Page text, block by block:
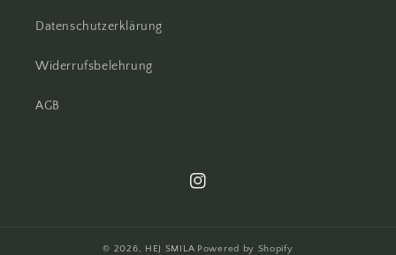
Datenschutzerklärung
Widerrufsbelehrung
AGB
Instagram
© 2026, HEJ SMILA Powered by Shopify